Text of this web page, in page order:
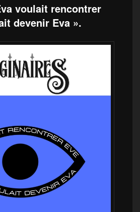
voulait rencontrer
devenir Eva ».